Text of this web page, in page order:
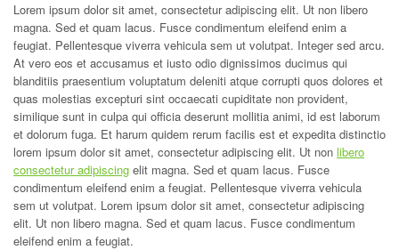
Lorem ipsum dolor sit amet, consectetur adipiscing elit. Ut non libero
magna. Sed et quam lacus. Fusce condimentum eleifend enim a
feugiat. Pellentesque viverra vehicula sem ut volutpat. Integer sed arcu.
At vero eos et accusamus et iusto odio dignissimos ducimus qui
blanditiis praesentium voluptatum deleniti atque corrupti quos dolores et
quas molestias excepturi sint occaecati cupiditate non provident,
similique sunt in culpa qui officia deserunt mollitia animi, id est laborum
et dolorum fuga. Et harum quidem rerum facilis est et expedita distinctio
lorem ipsum dolor sit amet, consectetur adipiscing elit. Ut non libero
consectetur adipiscing elit magna. Sed et quam lacus. Fusce
condimentum eleifend enim a feugiat. Pellentesque viverra vehicula
sem ut volutpat. Lorem ipsum dolor sit amet, consectetur adipiscing
elit. Ut non libero magna. Sed et quam lacus. Fusce condimentum
eleifend enim a feugiat.